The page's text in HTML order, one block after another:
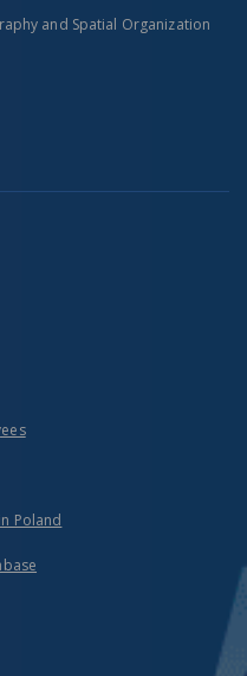
and Spatial Organization
Poland